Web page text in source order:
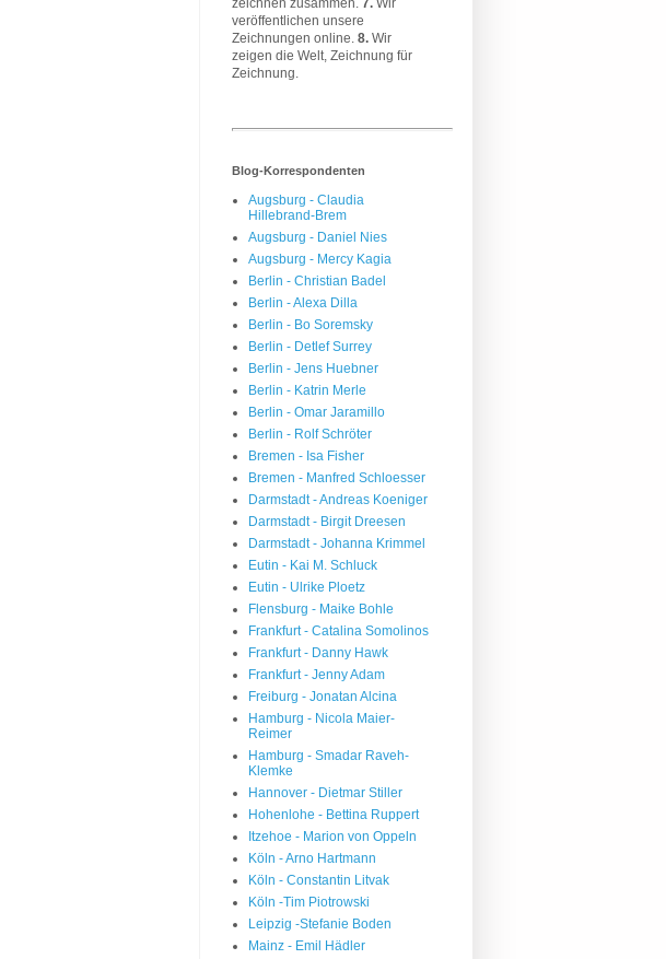
zeichnen zusammen. 7. Wir
veröffentlichen unsere
Zeichnungen online. 8. Wir
zeigen die Welt, Zeichnung für
Zeichnung.
Blog-Korrespondenten
Augsburg - Claudia
Hillebrand-Brem
Augsburg - Daniel Nies
Augsburg - Mercy Kagia
Berlin - Christian Badel
Berlin - Alexa Dilla
Berlin - Bo Soremsky
Berlin - Detlef Surrey
Berlin - Jens Huebner
Berlin - Katrin Merle
Berlin - Omar Jaramillo
Berlin - Rolf Schröter
Bremen - Isa Fisher
Bremen - Manfred Schloesser
Darmstadt - Andreas Koeniger
Darmstadt - Birgit Dreesen
Darmstadt - Johanna Krimmel
Eutin - Kai M. Schluck
Eutin - Ulrike Ploetz
Flensburg - Maike Bohle
Frankfurt - Catalina Somolinos
Frankfurt - Danny Hawk
Frankfurt - Jenny Adam
Freiburg - Jonatan Alcina
Hamburg - Nicola Maier-
Reimer
Hamburg - Smadar Raveh-
Klemke
Hannover - Dietmar Stiller
Hohenlohe - Bettina Ruppert
Itzehoe - Marion von Oppeln
Köln - Arno Hartmann
Köln - Constantin Litvak
Köln -Tim Piotrowski
Leipzig -Stefanie Boden
Mainz - Emil Hädler